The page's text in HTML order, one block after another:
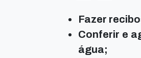
Fazer
Conferir e
água;